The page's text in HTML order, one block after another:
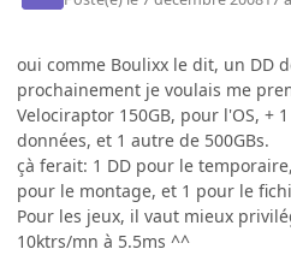
oui comme Boulixx le dit, un DD
prochainement je voulais me
Velociraptor 150GB, pour l'OS, +
données, et 1 autre de 500GBs.
çà ferait: 1 DD pour le
pour le montage, et 1 pour le
Pour les jeux, il vaut mieux
10ktrs/mn à 5.5ms ^^